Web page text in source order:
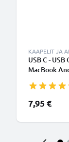
KAAPELIT JA
USB C -
MacBook
kanssa,
7,95 €